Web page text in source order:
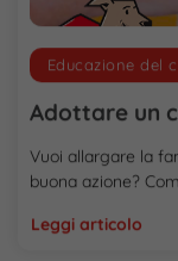
Educazione del
Adottare un
Vuoi allargare la
buona azione?
Leggi articolo